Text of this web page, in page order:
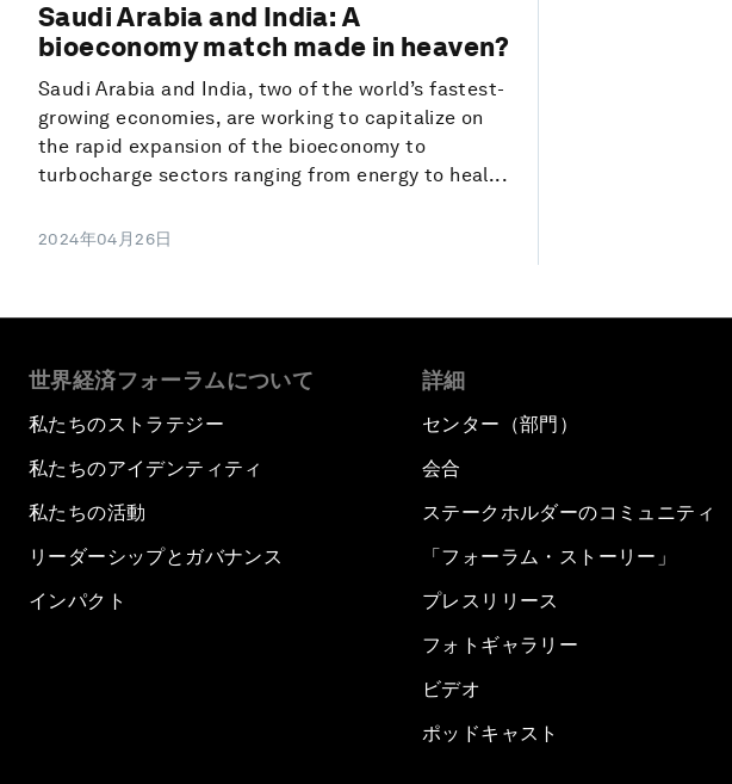
Saudi Arabia and India: A
bioeconomy match made in heaven?
Saudi Arabia and India, two of the world’s fastest-
growing economies, are working to capitalize on
the rapid expansion of the bioeconomy to
turbocharge sectors ranging from energy to heal...
2024年04月26日
世界経済フォーラムについて
私たちのストラテジー
私たちのアイデンティティ
私たちの活動
リーダーシップとガバナンス
インパクト
詳細
センター（部門）
会合
ステークホルダーのコミュニティ
「フォーラム・ストーリー」
プレスリリース
フォトギャラリー
ビデオ
ポッドキャスト